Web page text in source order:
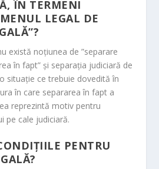
ÎN TERMENI
LEGAL DE
există noţiunea de ”separare
în fapt” şi separaţia judiciară de
situaţie ce trebuie dovedită în
în care separarea în fapt a
reprezintă motiv pentru
pe cale judiciară.
PENTRU